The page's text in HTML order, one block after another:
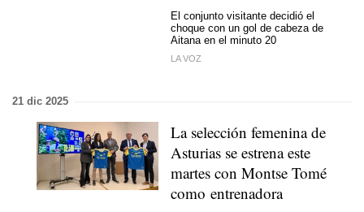
El conjunto visitante decidió el
choque con un gol de cabeza de
Aitana en el minuto 20
LA VOZ
21 dic 2025
La selección femenina de
Asturias se estrena este
martes con Montse Tomé
como entrenadora